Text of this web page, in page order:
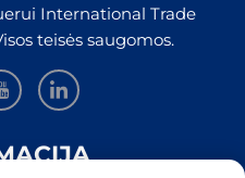
International Trade
teisės saugomos.